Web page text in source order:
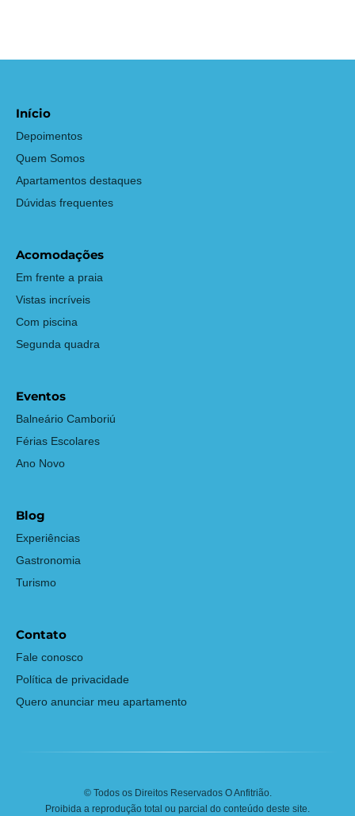
Início
Depoimentos
Quem Somos
Apartamentos destaques
Dúvidas frequentes
Acomodações
Em frente a praia
Vistas incríveis
Com piscina
Segunda quadra
Eventos
Balneário Camboriú
Férias Escolares
Ano Novo
Blog
Experiências
Gastronomia
Turismo
Contato
Fale conosco
Política de privacidade
Quero anunciar meu apartamento
© Todos os Direitos Reservados O Anfitrião.
Proibida a reprodução total ou parcial do conteúdo deste site.